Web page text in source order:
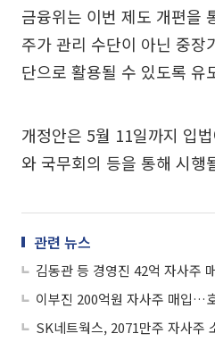
금융위는 이번 제도 개편을
주가 관리 수단이 아닌 중장
단으로 활용될 수 있도록 유
개정안은 5월 11일까지 입
와 국무회의 등을 통해 시행
관련 뉴스
이부진 200억원 자사주 매입…